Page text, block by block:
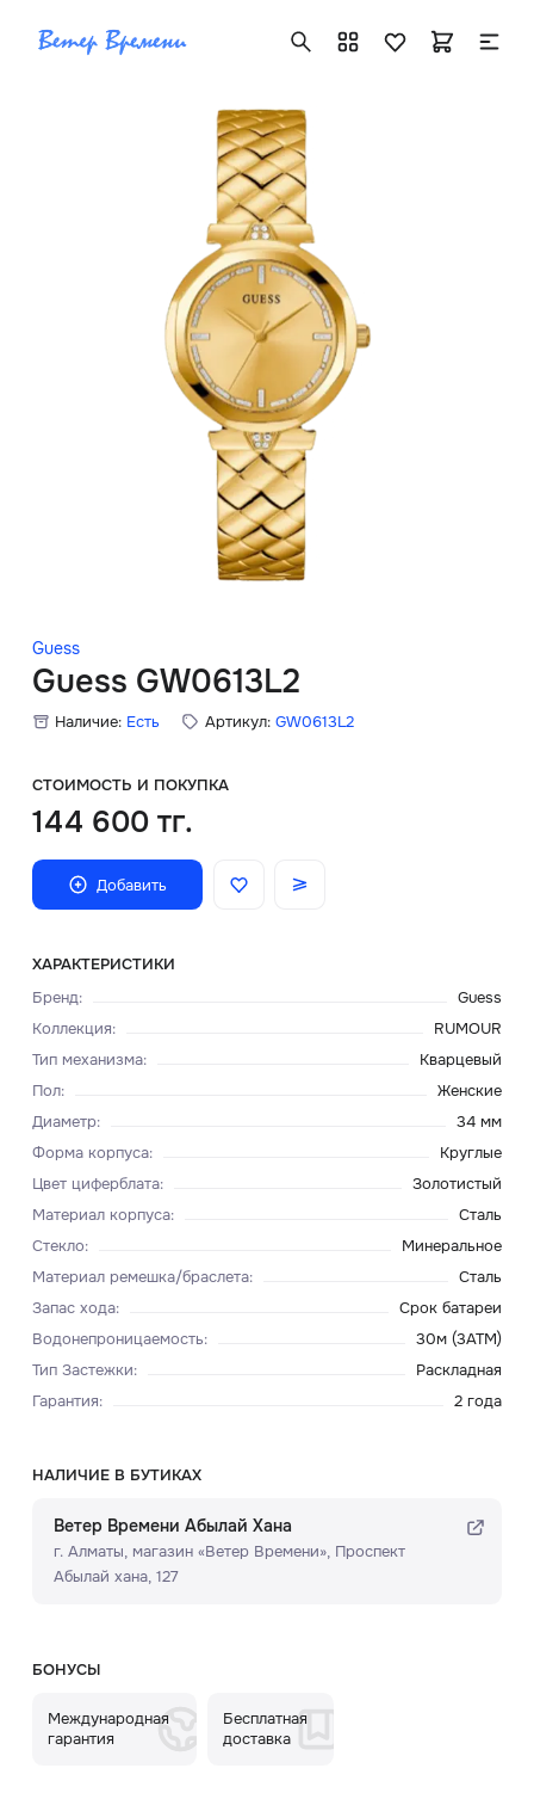
Guess
Guess GW0613L2
Наличие: Есть Артикул: GW0613L2
СТОИМОСТЬ И ПОКУПКА
144 600 тг.
Добавить
ХАРАКТЕРИСТИКИ
Бренд:
Guess
Коллекция:
RUMOUR
Тип механизма:
Кварцевый
Пол:
Женские
Диаметр:
34 мм
Форма корпуса:
Круглые
Цвет циферблата:
Золотистый
Материал корпуса:
Сталь
Стекло:
Минеральное
Материал ремешка/браслета:
Сталь
Запас хода:
Срок батареи
Водонепроницаемость:
30м (3ATM)
Тип Застежки:
Раскладная
Гарантия: 2 года
НАЛИЧИЕ В БУТИКАХ
Ветер Времени Абылай Хана
г. Алматы, ​магазин «Ветер Времени»​, Проспект
Абылай хана, 127
БОНУСЫ
Международная
гарантия
Бесплатная
доставка
info@vetervremeni.kz
Авторизация
Каталог
Мужские часы
Женские часы
Скидки
Главная
О нас
Доставка и оплата